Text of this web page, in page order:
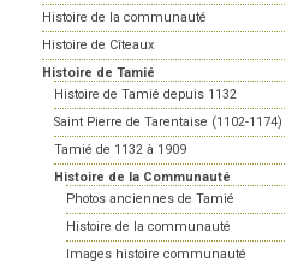
Histoire de la communauté
Histoire de Cîteaux
Histoire de Tamié
Histoire de Tamié depuis 1132
Saint Pierre de Tarentaise (1102-1174)
Tamié de 1132 à 1909
Histoire de la Communauté
Photos anciennes de Tamié
Histoire de la communauté
Images histoire communauté